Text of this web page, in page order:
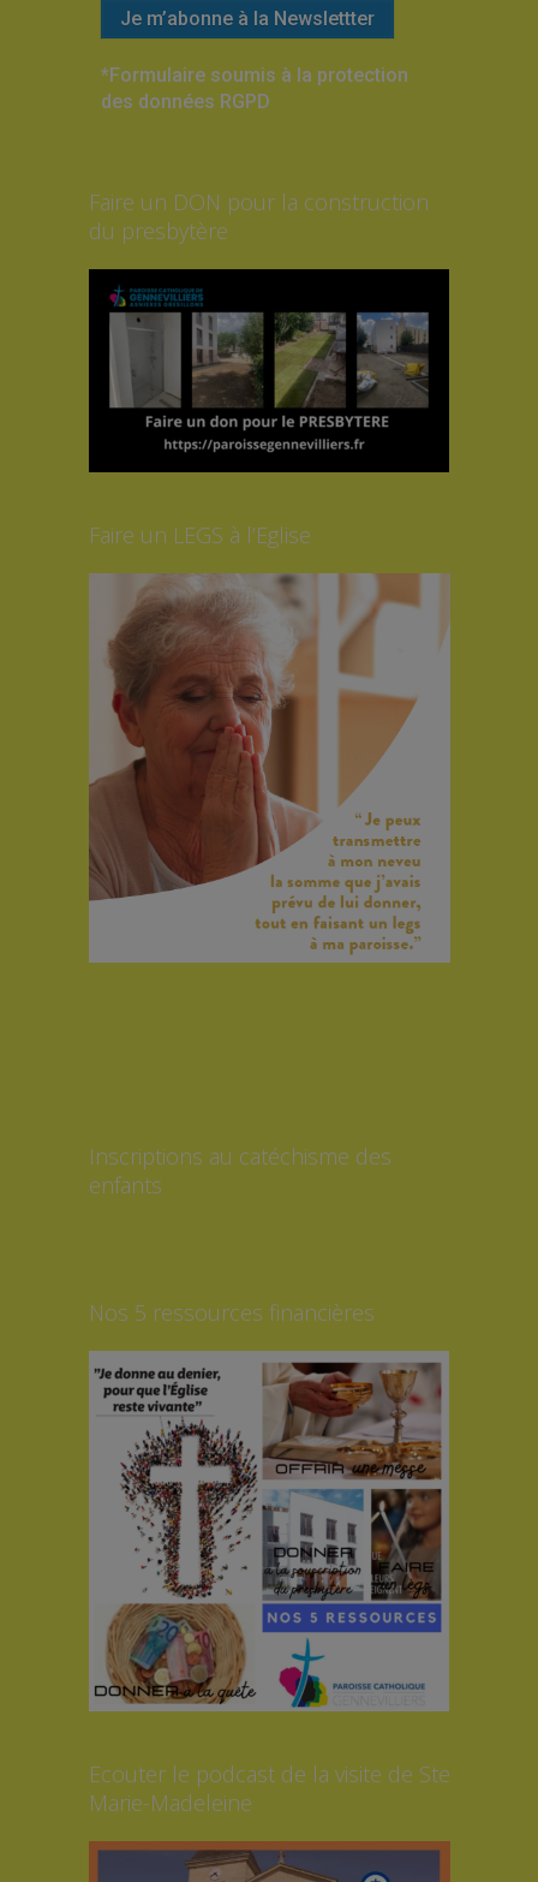
*Formulaire soumis à la protection
des données RGPD
Faire un DON pour la construction
du presbytère
Faire un LEGS à l’Eglise
Inscriptions au catéchisme des
enfants
Nos 5 ressources financières
Ecouter le podcast de la visite de Ste
Marie-Madeleine